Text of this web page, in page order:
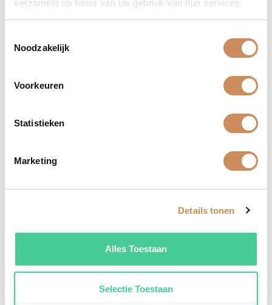
verzameld op basis van uw gebruik van hun services.
Noodzakelijk
Voorkeuren
Statistieken
Marketing
Details tonen
Alles Toestaan
Selectie Toestaan